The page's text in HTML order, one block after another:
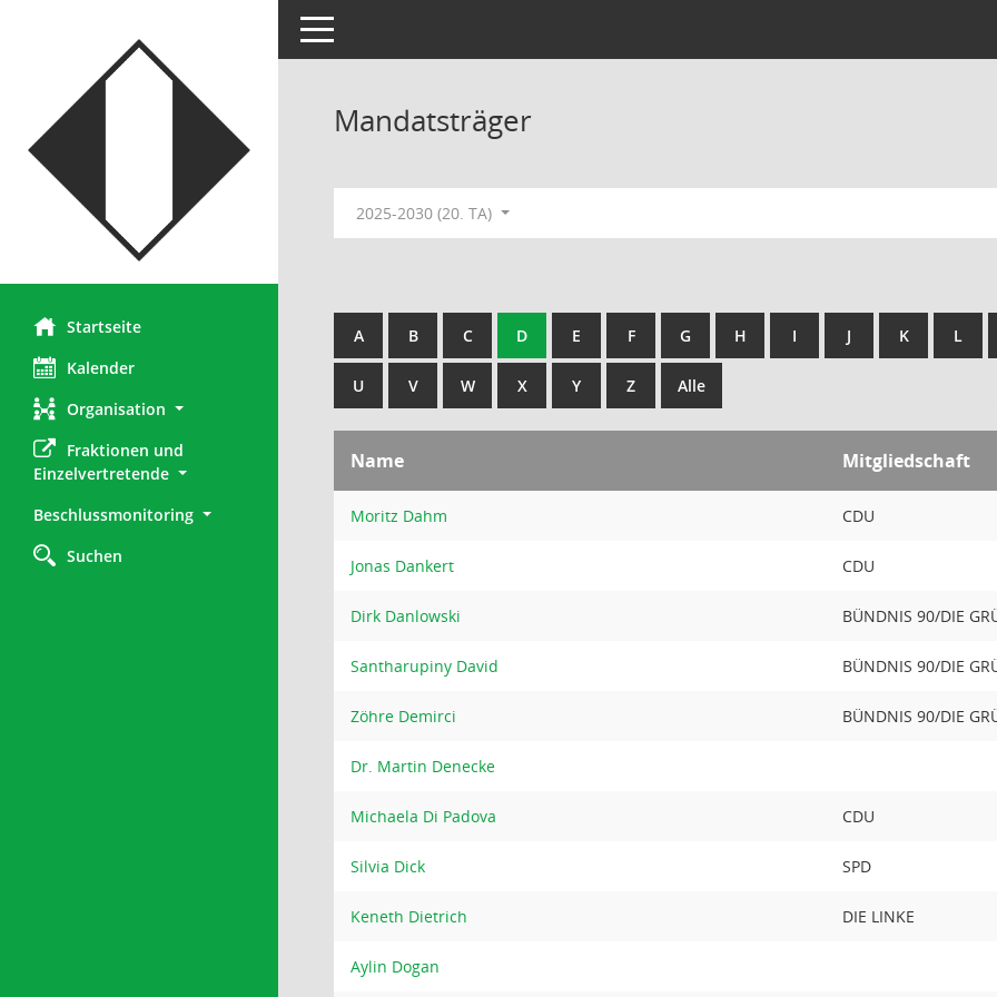
Startseite
Kalender
Organisation
Fraktionen und
Einzelvertretende
Beschlussmonitoring
Suchen
Toggle navigation
Mandatsträger
2025-2030 (20. TA)
A B C D E F G H I J K L
U V W X Y Z Alle
Name Mitgliedschaft
Moritz Dahm CDU
Jonas Dankert CDU
Dirk Danlowski BÜNDNIS 90/DIE
Santharupiny David BÜNDNIS 90/DIE
Zöhre Demirci BÜNDNIS 90/DIE
Dr. Martin Denecke
Michaela Di Padova CDU
Silvia Dick SPD
Keneth Dietrich DIE LINKE
Aylin Dogan